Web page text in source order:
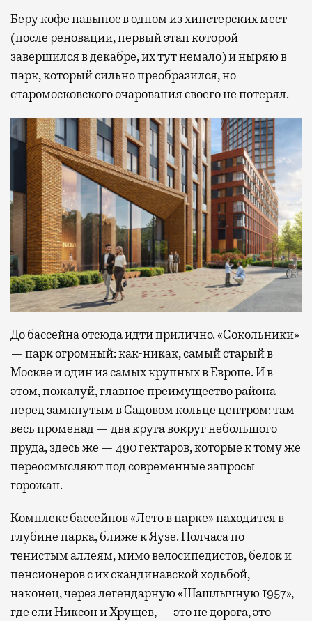
Беру кофе навынос в одном из хипстерских мест
(после реновации, первый этап которой
завершился в декабре, их тут немало) и ныряю в
парк, который сильно преобразился, но
старомосковского очарования своего не потерял.
До бассейна отсюда идти прилично. «Сокольники»
— парк огромный: как-никак, самый старый в
Москве и один из самых крупных в Европе. И в
этом, пожалуй, главное преимущество района
перед замкнутым в Садовом кольце центром: там
весь променад — два круга вокруг небольшого
пруда, здесь же — 490 гектаров, которые к тому же
переосмысляют под современные запросы
горожан.
Комплекс бассейнов «Лето в парке» находится в
глубине парка, ближе к Яузе. Полчаса по
тенистым аллеям, мимо велосипедистов, белок и
пенсионеров с их скандинавской ходьбой,
наконец, через легендарную «Шашлычную 1957»,
где ели Никсон и Хрущев, — это не дорога, это